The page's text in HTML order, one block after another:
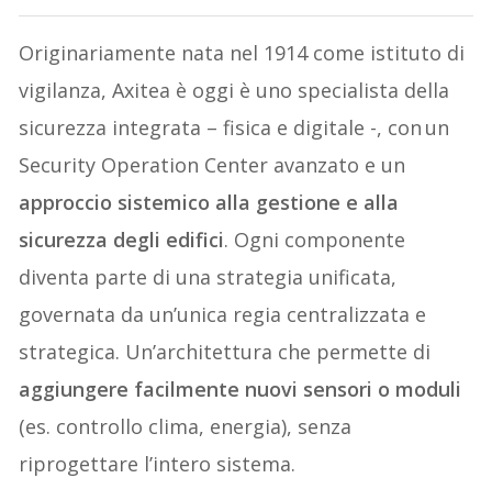
Originariamente nata nel 1914 come istituto di
vigilanza, Axitea è oggi è uno specialista della
sicurezza integrata – fisica e digitale -, con un
Security Operation Center avanzato e un
approccio sistemico alla gestione e alla
sicurezza degli edifici. Ogni componente
diventa parte di una strategia unificata,
governata da un’unica regia centralizzata e
strategica. Un’architettura che permette di
aggiungere facilmente nuovi sensori o moduli
(es. controllo clima, energia), senza
riprogettare l’intero sistema.